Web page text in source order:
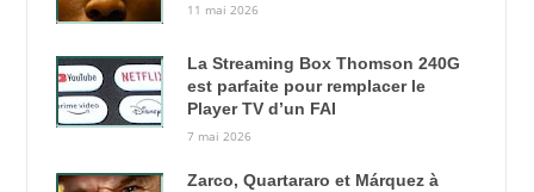
11 mai 2026
La Streaming Box Thomson 240G
est parfaite pour remplacer le
Player TV d’un FAI
7 mai 2026
Zarco, Quartararo et Márquez à